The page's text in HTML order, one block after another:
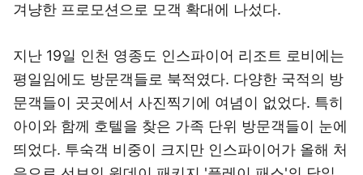
겨냥한 프로모션으로 모객 확대에 나섰다.
지난 19일 인천 영종도 인스파이어 리조트 로비에는
평일임에도 방문객들로 북적였다. 다양한 국적의 방
문객들이 곳곳에서 사진찍기에 여념이 없었다. 특히
아이와 함께 호텔을 찾은 가족 단위 방문객들이 눈에
띄었다. 투숙객 비중이 크지만 인스파이어가 올해 처